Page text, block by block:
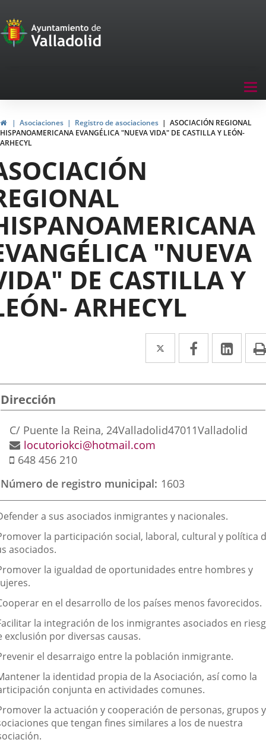
Portal
de
navegación
InicioAsociaciones Registro de asociaciones
ASOCIACIÓN REGIONAL
HISPANOAMERICANA EVANGÉLICA "NUEVA VIDA" DE CASTILLA Y LEÓN-
ARHECYL
"NUEVA
DE CASTILLA Y
ARHECYL
Twitter
Enlace
a
una
externa.
Facebook
Enlace
a
una
externa.
a
una
Dirección
Dirección
postal
C/ Puente la Reina, 24Valladolid47011Valladolid
Dirección
de
electrónico
locutoriokci@hotmail.com
Móvil
648 456 210
Número de registro municipal 1603
a sus asociados inmigrantes y nacionales.
la participación social, laboral, cultural y política
asociados.
la igualdad de oportunidades entre hombres y
en el desarrollo de los países menos favorecidos.
la integración de los inmigrantes asociados en
exclusión por diversas causas.
el desarraigo entre la población inmigrante.
la identidad propia de la Asociación, así como la
conjunta en actividades comunes.
la actuación y cooperación de personas, grupos y
que tengan fines similares a los de nuestra